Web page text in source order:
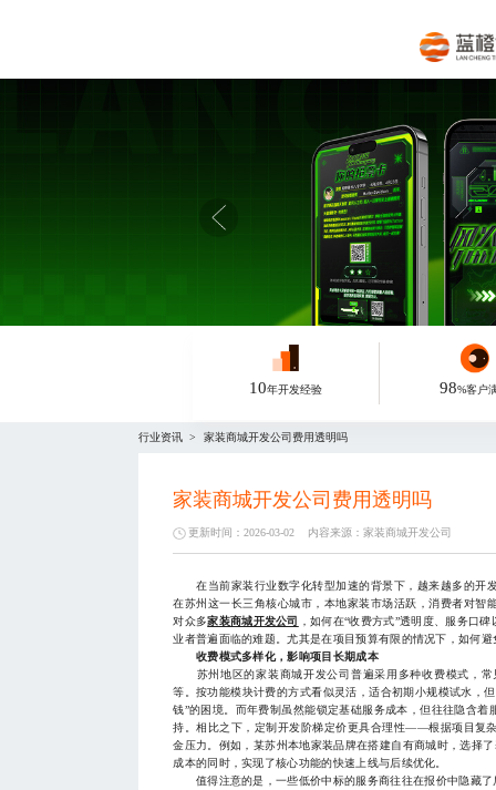
10年开发经验 98%客户
行业资讯 > 家装商城开发公司费用透明吗
家装商城开发公司费用透明吗
更新时间：2026-03-02 内容来源： 家装商城开发公司
在当前家装行业数字化转型加速的背景下，越来越多的开
在苏州这一长三角核心城市，本地家装市场活跃，消费者对智
对众多家装商城开发公司
，如何在“收费方式”透明度、服务口
业者普遍面临的难题。尤其是在项目预算有限的情况下，如何
收费模式多样化，影响项目长期成本
苏州地区的家装商城开发公司普遍采用多种收费模式，常
等。按功能模块计费的方式看似灵活，适合初期小规模试水，
钱”的困境。而年费制虽然能锁定基础服务成本，但往往隐含
持。相比之下，定制开发阶梯定价更具合理性——根据项目复
金压力。例如，某苏州本地家装品牌在搭建自有商城时，选择
成本的同时，实现了核心功能的快速上线与后续优化。
值得注意的是，一些低价中标的服务商往往在报价中隐藏了